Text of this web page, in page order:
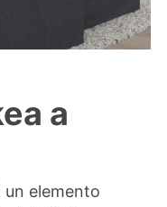
a
un elemento